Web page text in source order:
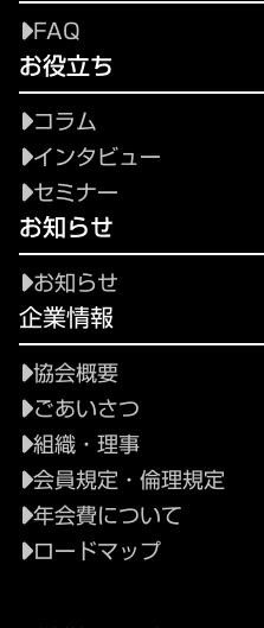
FAQ
お役立ち
コラム
インタビュー
セミナー
お知らせ
お知らせ
企業情報
協会概要
ごあいさつ
組織・理事
会員規定・倫理規定
年会費について
ロードマップ